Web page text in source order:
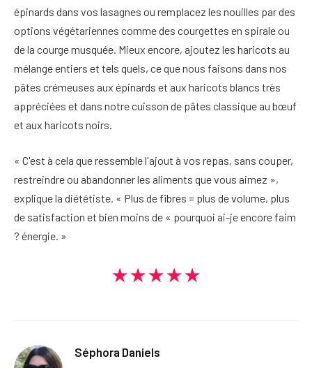
épinards dans vos lasagnes ou remplacez les nouilles par des
options végétariennes comme des courgettes en spirale ou
de la courge musquée. Mieux encore, ajoutez les haricots au
mélange entiers et tels quels, ce que nous faisons dans nos
pâtes crémeuses aux épinards et aux haricots blancs très
appréciées et dans notre cuisson de pâtes classique au bœuf
et aux haricots noirs.
« C'est à cela que ressemble l'ajout à vos repas, sans couper,
restreindre ou abandonner les aliments que vous aimez »,
explique la diététiste. « Plus de fibres = plus de volume, plus
de satisfaction et bien moins de « pourquoi ai-je encore faim
? énergie. »
★★★★★
Séphora Daniels